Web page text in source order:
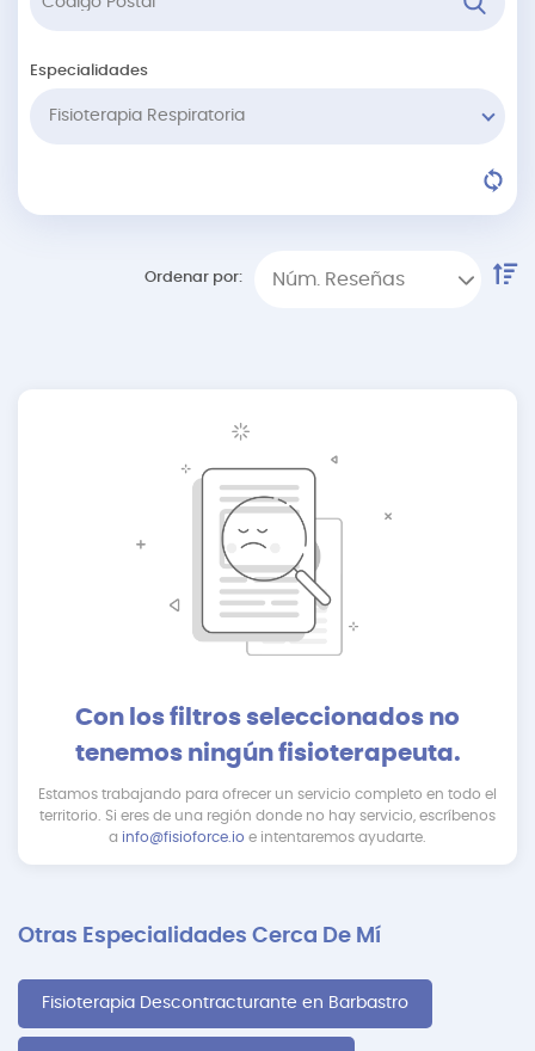
Especialidades
Fisioterapia Respiratoria
Ordenar por: Núm. Reseñas
Con los filtros seleccionados no
tenemos ningún fisioterapeuta.
Estamos trabajando para ofrecer un servicio completo en todo el
territorio. Si eres de una región donde no hay servicio, escríbenos
a info@fisioforce.io e intentaremos ayudarte.
Otras Especialidades Cerca De Mí
Fisioterapia Descontracturante en Barbastro